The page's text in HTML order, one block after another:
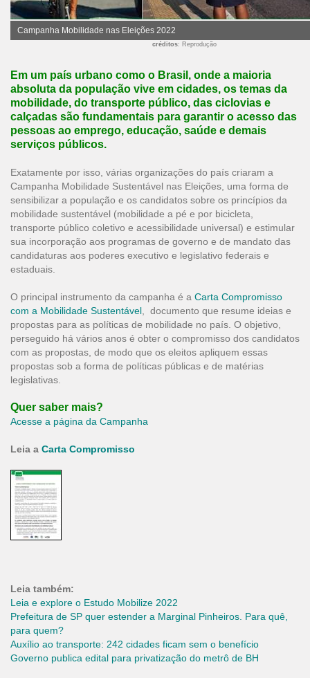
Campanha Mobilidade nas Eleições 2022
créditos: Reprodução
Em um país urbano como o Brasil, onde a maioria
absoluta da população vive em cidades, os temas da
mobilidade, do transporte público, das ciclovias e
calçadas são fundamentais para garantir o acesso das
pessoas ao emprego, educação, saúde e demais
serviços públicos.
Exatamente por isso, várias organizações do país criaram a
Campanha Mobilidade Sustentável nas Eleições, uma forma de
sensibilizar a população e os candidatos sobre os princípios da
mobilidade sustentável (mobilidade a pé e por bicicleta,
transporte público coletivo e acessibilidade universal) e estimular
sua incorporação aos programas de governo e de mandato das
candidaturas aos poderes executivo e legislativo federais e
estaduais.
O principal instrumento da campanha é a Carta Compromisso
com a Mobilidade Sustentável , documento que resume ideias e
propostas para as políticas de mobilidade no país. O objetivo,
perseguido há vários anos é obter o compromisso dos candidatos
com as propostas, de modo que os eleitos apliquem essas
propostas sob a forma de políticas públicas e de matérias
legislativas.
Quer saber mais?
Acesse a página da Campanha
Leia a Carta Compromisso
Leia também:
Leia e explore o Estudo Mobilize 2022
Prefeitura de SP quer estender a Marginal Pinheiros. Para quê,
para quem?
Auxílio ao transporte: 242 cidades ficam sem o benefício
Governo publica edital para privatização do metrô de BH